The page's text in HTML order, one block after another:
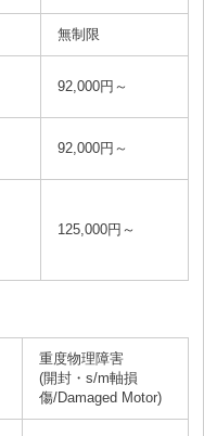
無制限
92,000円～
92,000円～
125,000円～
重度物理障害
(開封・s/m軸損
傷/Damaged Motor)